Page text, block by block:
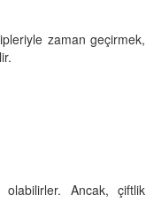
zaman geçirmek,
olabilirler. Ancak, çiftlik